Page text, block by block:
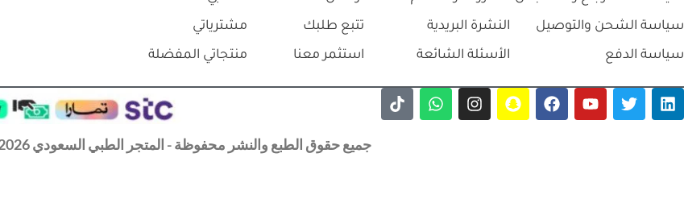
سياسة الشحن والتوصيل
سياسة الدفع
النشرة البريدية
الأسئلة الشائعة
تتبع طلبك
استثمر معنا
مشترياتي
منتجاتي المفضلة
جميع حقوق الطبع والنشر محفوظة - المتجر الطبي السعودي 2026©